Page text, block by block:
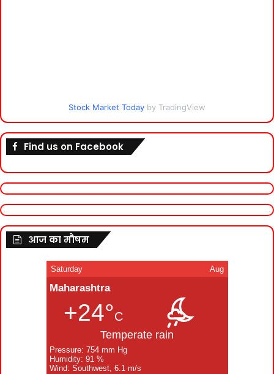
Stock Market Today by TradingView
Find us on Facebook
आज का मौषम
Saturday Aug
Maharashtra
+24°C
Temperate rain
Pressure: 754 mm Hg
Humidity: 91 %
Wind: Southwest, 6.1 m/s